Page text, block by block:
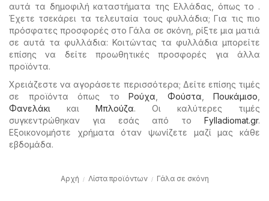
αυτά τα δημοφιλή καταστήματα της Ελλάδας, όπως το .
Έχετε τσεκάρει τα τελευταία τους φυλλάδια; Για τις πιο
πρόσφατες προσφορές στο Γάλα σε σκόνη, ρίξτε μια ματιά
σε αυτά τα φυλλάδια: Κοιτώντας τα φυλλάδια μπορείτε
επίσης να δείτε προωθητικές προσφορές για άλλα
προϊόντα.
Χρειάζεστε να αγοράσετε περισσότερα; Δείτε επίσης τιμές
σε προϊόντα όπως το Ρούχα Φούστα Πουκάμισο
Φανελάκι και Μπλούζα. Οι καλύτερες τιμές
συγκεντρώθηκαν για εσάς από το Fylladiomat.gr.
Εξοικονομήστε χρήματα όταν ψωνίζετε μαζί μας κάθε
εβδομάδα.
Αρχή Λίστα προϊόντων Γάλα σε σκόνη